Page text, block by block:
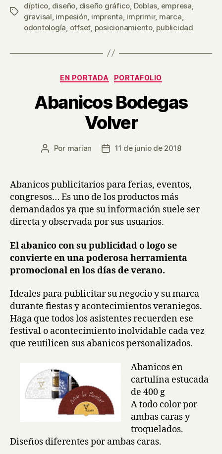
Etiquetas
díptico, diseño, diseño gráfico, Doblas, empresa,
gravisal, impesión, imprenta, imprimir, marca,
odontología, offset, posicionamiento, publicidad
Categorías
EN PORTADA PORTAFOLIO
Abanicos Bodegas
Volver
Autor
entrada
Por marian
Fecha
entrada
11 de junio de 2018
Abanicos publicitarios para ferias, eventos,
congresos… Es uno de los productos más
demandados ya que su información suele ser
directa y observada por sus usuarios.
El abanico con su publicidad o logo se
convierte en una poderosa herramienta
promocional en los días de verano.
Ideales para publicitar su negocio y su marca
durante fiestas y acontecimientos veraniegos.
Haga que todos los asistentes recuerden ese
festival o acontecimiento inolvidable cada vez
que reutilicen sus abanicos personalizados.
Abanicos en
cartulina estucada
de 400 g
A todo color por
ambas caras y
troquelados.
Diseños diferentes por ambas caras.